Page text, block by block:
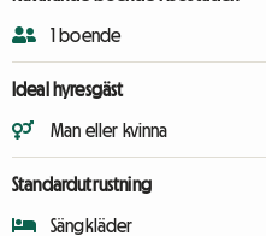
1 boende
Ideal hyresgäst
Man eller kvinna
Standardutrustning
Sängkläder